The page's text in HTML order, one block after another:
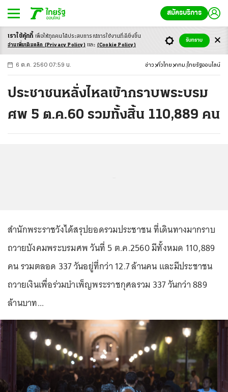
สมัครบริการ
-ก ก ก+
6 ต.ค. 2560 07:59 น. ข่าว ทั่วไทย กทม. ไทยรัฐออนไลน์
ประชาชนหลั่งไหลเข้ากราบพระบรม
ศพ 5 ต.ค.60 รวมทั้งสิ้น 110,889 คน
สำนักพระราชวังได้สรุปยอดรวมประชาชน ที่เดินทางมากราบ
ถวายบังคมพระบรมศพ วันที่ 5 ต.ค.2560 มีทั้งหมด 110,889
คน รวมตลอด 337 วันอยู่ที่กว่า 12.7 ล้านคน และมีประชาชน
ถวายเงินเพื่อร่วมบำเพ็ญพระราชกุศลรวม 337 วันกว่า 889
ล้านบาท...
เราใช้คุ้กกี้ เพื่อให้ทุกคนได้ประสบการณ์การใช้งานที่ดียิ่งขึ้น
อ่านเพิ่มเติมคลิก (Privacy Policy) และ (Cookie Policy)
รับทราบ